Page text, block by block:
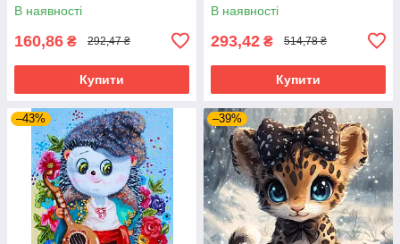
В наявності
160,86 ₴ 292,47 ₴
Купити
В наявності
293,42 ₴ 514,78 ₴
Купити
–43% –39%